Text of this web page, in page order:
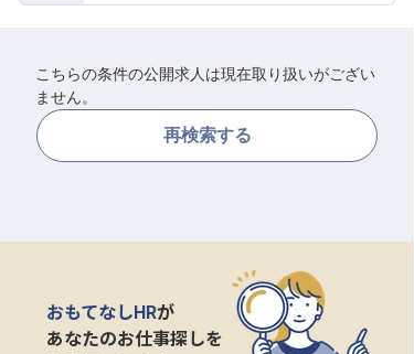
こちらの条件の公開求人は現在取り扱いがござい
ません。
再検索する
おもてなしHRが
あなたのお仕事探しを